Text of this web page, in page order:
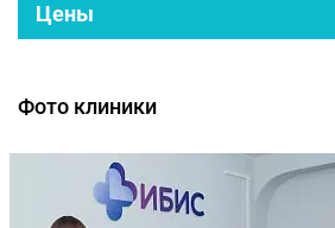
Цены
Фото клиники